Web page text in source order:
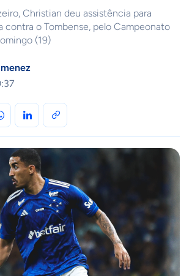
Christian deu assistência para
contra o Tombense, pelo Campeonato
(19)